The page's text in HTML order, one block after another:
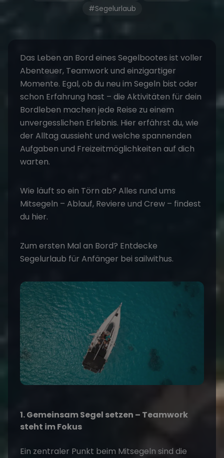
#Segelurlaub
Das Leben an Bord eines Segelbootes ist voller
Abenteuer, Teamwork und einzigartiger
Momente. Egal, ob du neu im Segeln bist oder
schon Erfahrung hast – die Aktivitäten für dein
Bordleben machen jede Reise zu einem
unvergesslichen Erlebnis. Hier erfährst du, wie
der Alltag aussieht und welche spannenden
Aufgaben und Freizeitmöglichkeiten auf dich
warten.
Wie läuft so ein Törn ab? Alles rund ums
Mitsegeln – Ablauf, Reviere und Crew – findest
du hier.
Zum ersten Mal an Bord? Entdecke
Segelurlaub für Anfänger bei sailwithus.
1. Gemeinsam Segel setzen – Teamwork
steht im Fokus
Ein zentraler Punkt beim Mitsegeln sind die